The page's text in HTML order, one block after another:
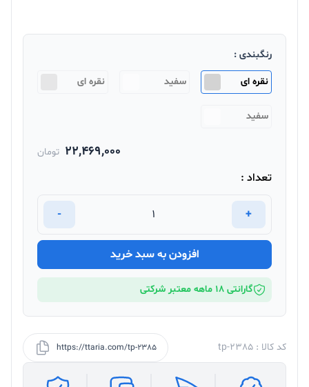
رنگبندی :
نقره ای سفید نقره ای
سفید
22,469,000 تومان
تعداد :
+
-
افزودن به سبد خرید
گارانتی 18 ماهه معتبر شرکتی
کد کالا : tp-2385 https://ttaria.com/tp-2385